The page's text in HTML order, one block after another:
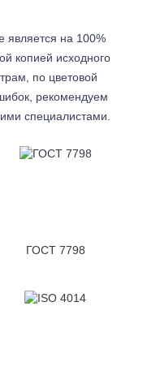
является на 100%
копией исходного
по цветовой
рекомендуем
специалистами.
ГОСТ 7798